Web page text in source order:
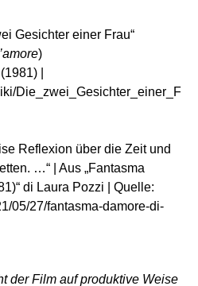
Gesichter einer Frau“
)
|
Die_zwei_Gesichter_einer_F
Reflexion über die Zeit und
…“ | Aus „Fantasma
di Laura Pozzi | Quelle:
05/27/fantasma-damore-di-
der Film auf produktive Weise